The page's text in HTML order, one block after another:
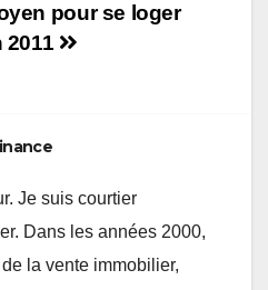
pour se loger
2011
Je suis courtier
Dans les années 2000,
la vente immobilier,